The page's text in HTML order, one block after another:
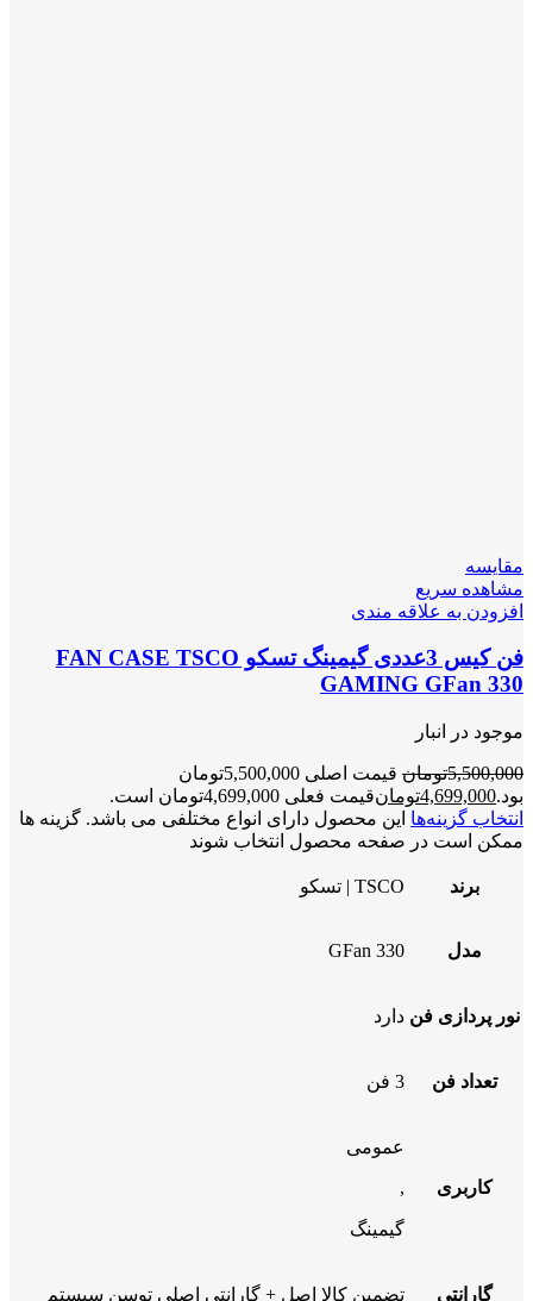
مقایسه
مشاهده سریع
افزودن به علاقه مندی
فن کیس 3عددی گیمینگ تسکو FAN CASE TSCO
GAMING GFan 330
موجود در انبار
5,500,000تومان
قیمت اصلی 5,500,000تومان
بود.4,699,000تومانقیمت فعلی 4,699,000تومان است.
انتخاب گزینه‌ها این محصول دارای انواع مختلفی می باشد. گزینه ها
ممکن است در صفحه محصول انتخاب شوند
برند TSCO | تسکو
مدل GFan 330
نور پردازی فن دارد
تعداد فن 3 فن
کاربری
عمومی
,
گیمینگ
گارانتی تضمین کالا اصل + گارانتی اصلی توسن سیستم